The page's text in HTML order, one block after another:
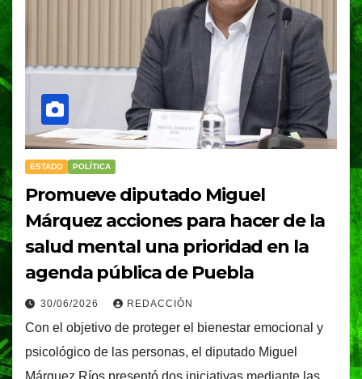
ESTADO POLÍTICA
Promueve diputado Miguel
Márquez acciones para hacer de la
salud mental una prioridad en la
agenda pública de Puebla
30/06/2026 REDACCIÓN
Con el objetivo de proteger el bienestar emocional y
psicológico de las personas, el diputado Miguel